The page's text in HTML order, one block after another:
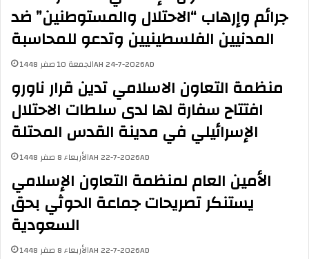
جرائم وإرهاب “الاحتلال والمستوطنين” ضد
المدنيين الفلسطينيين وتدعو للمحاسبة
الجمعة 10 صفر 1448AH 24-7-2026AD
منظمة التعاون الاسلامي تدين قرار ناورو
افتتاح سفارة لها لدى سلطات الاحتلال
الإسرائيلي في مدينة القدس المحتلة
الأربعاء 8 صفر 1448AH 22-7-2026AD
الأمين العام لمنظمة التعاون الإسلامي
يستنكر تصريحات جماعة الحوثي بحق
السعودية
الأربعاء 8 صفر 1448AH 22-7-2026AD